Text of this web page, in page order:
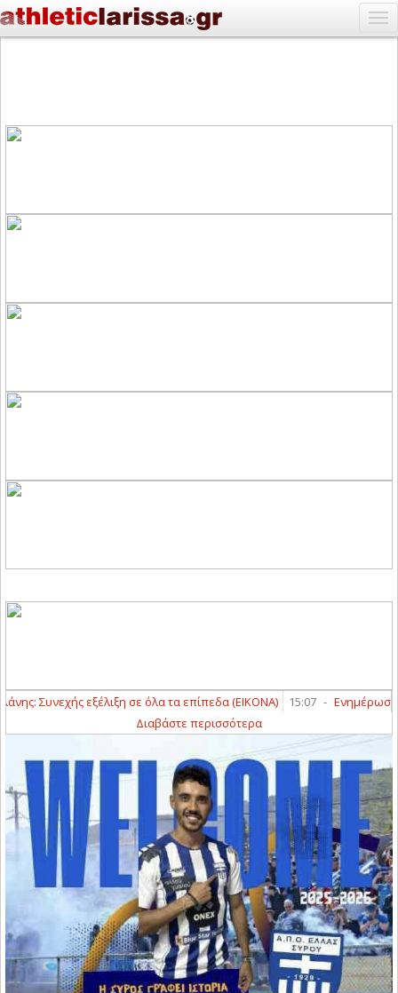
Συνεχής εξέλιξη σε όλα τα επίπεδα (ΕΙΚΟΝΑ) 15:07 - Ενημέρωση
Διαβάστε περισσότερα